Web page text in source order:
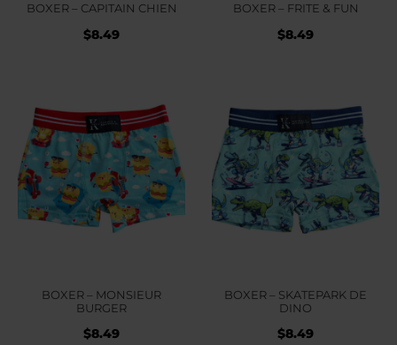
BOXER – CAPITAIN CHIEN
$8.49
BOXER – FRITE & FUN
$8.49
BOXER – MONSIEUR
BURGER
$8.49
BOXER – SKATEPARK DE
DINO
$8.49